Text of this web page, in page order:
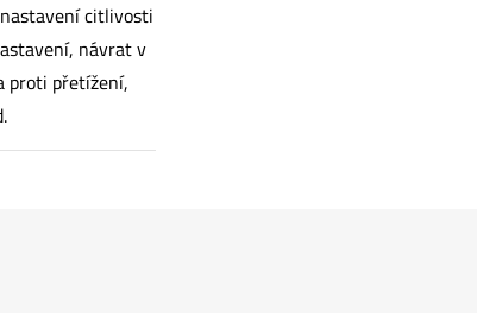
citlivosti
návrat v
proti přetížení,